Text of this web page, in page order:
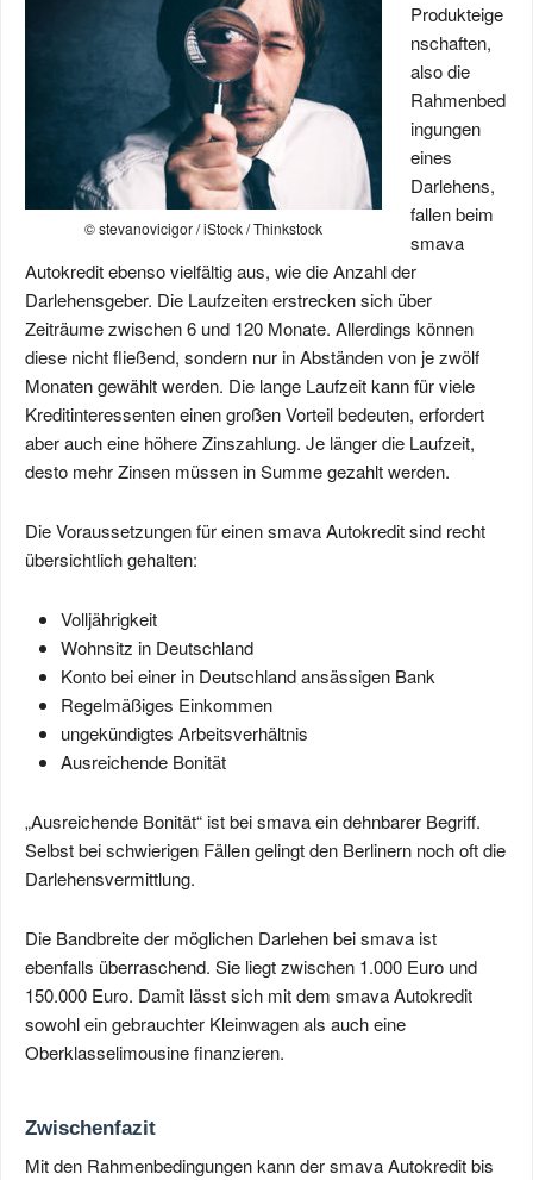
© stevanovicigor / iStock / Thinkstock
Produkteige
nschaften,
also die
Rahmenbed
ingungen
eines
Darlehens,
fallen beim
smava
Autokredit ebenso vielfältig aus, wie die Anzahl der
Darlehensgeber. Die Laufzeiten erstrecken sich über
Zeiträume zwischen 6 und 120 Monate. Allerdings können
diese nicht fließend, sondern nur in Abständen von je zwölf
Monaten gewählt werden. Die lange Laufzeit kann für viele
Kreditinteressenten einen großen Vorteil bedeuten, erfordert
aber auch eine höhere Zinszahlung. Je länger die Laufzeit,
desto mehr Zinsen müssen in Summe gezahlt werden.
Die Voraussetzungen für einen smava Autokredit sind recht
übersichtlich gehalten:
Volljährigkeit
Wohnsitz in Deutschland
Konto bei einer in Deutschland ansässigen Bank
Regelmäßiges Einkommen
ungekündigtes Arbeitsverhältnis
Ausreichende Bonität
„Ausreichende Bonität“ ist bei smava ein dehnbarer Begriff.
Selbst bei schwierigen Fällen gelingt den Berlinern noch oft die
Darlehensvermittlung.
Die Bandbreite der möglichen Darlehen bei smava ist
ebenfalls überraschend. Sie liegt zwischen 1.000 Euro und
150.000 Euro. Damit lässt sich mit dem smava Autokredit
sowohl ein gebrauchter Kleinwagen als auch eine
Oberklasselimousine finanzieren.
Zwischenfazit
Mit den Rahmenbedingungen kann der smava Autokredit bis